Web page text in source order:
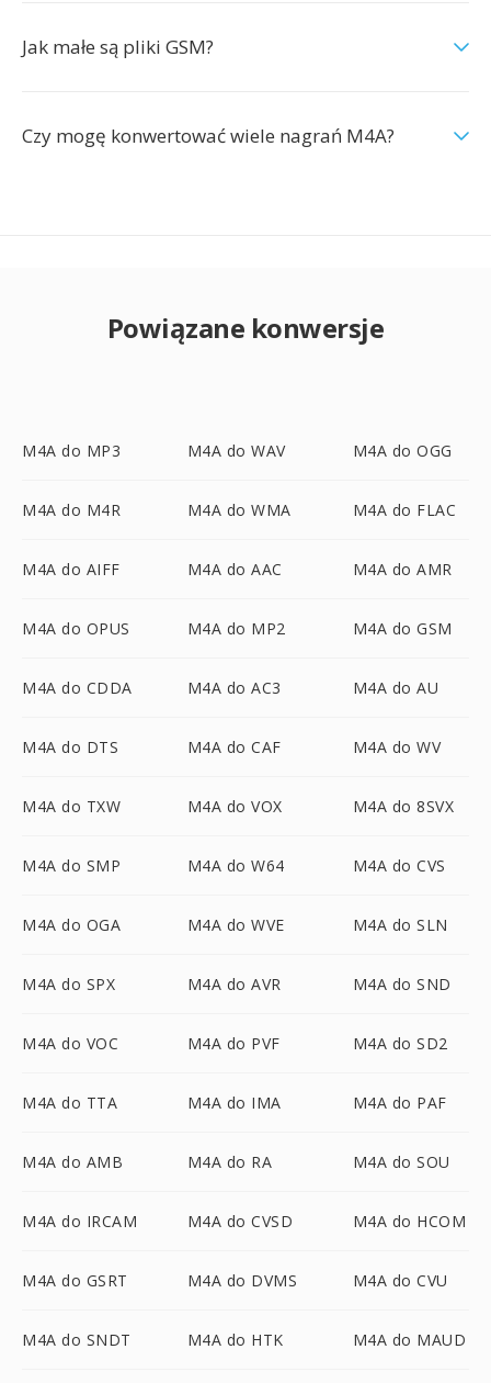
Jak małe są pliki GSM?
Czy mogę konwertować wiele nagrań M4A?
Powiązane konwersje
M4A do MP3 M4A do WAV M4A do OGG
M4A do M4R M4A do WMA M4A do FLAC
M4A do AIFF M4A do AAC M4A do AMR
M4A do OPUS M4A do MP2 M4A do GSM
M4A do CDDA M4A do AC3 M4A do AU
M4A do DTS M4A do CAF M4A do WV
M4A do TXW M4A do VOX M4A do 8SVX
M4A do SMP M4A do W64 M4A do CVS
M4A do OGA M4A do WVE M4A do SLN
M4A do SPX M4A do AVR M4A do SND
M4A do VOC M4A do PVF M4A do SD2
M4A do TTA M4A do IMA M4A do PAF
M4A do AMB M4A do RA M4A do SOU
M4A do IRCAM M4A do CVSD M4A do HCOM
M4A do GSRT M4A do DVMS M4A do CVU
M4A do SNDT M4A do HTK M4A do MAUD